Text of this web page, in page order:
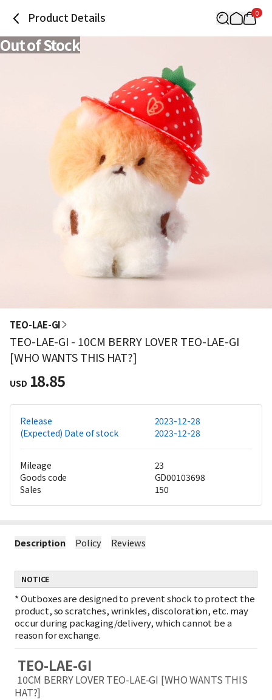
Product Details 0
Out of Stock
TEO-LAE-GI
TEO-LAE-GI - 10CM BERRY LOVER TEO-LAE-GI
[WHO WANTS THIS HAT?]
USD 18.85
Release
2023-12-28
(Expected) Date of stock
2023-12-28
Mileage
23
Goods code
GD00103698
Sales
150
Description Policy Reviews
NOTICE
*Outboxes are designed to prevent shock to protect the
product, so scratches, wrinkles, discoloration, etc. may
occur during packaging/delivery, which cannot be a
reason for exchange.
TEO-LAE-GI
10CM BERRY LOVER TEO-LAE-GI [WHO WANTS THIS
HAT?]